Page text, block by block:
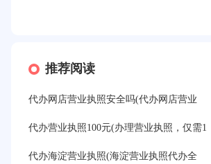
推荐阅读
代办网店营业执照安全吗(代办网店营业
代办营业执照100元(办理营业执照，仅需1
代办海淀营业执照(海淀营业执照代办全